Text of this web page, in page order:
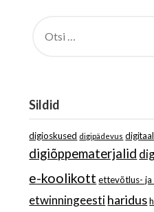
Sildid
digioskused digipädevus
digiõppematerjalid
e-koolikott ettevõtlus-
etwinningeestiharidus